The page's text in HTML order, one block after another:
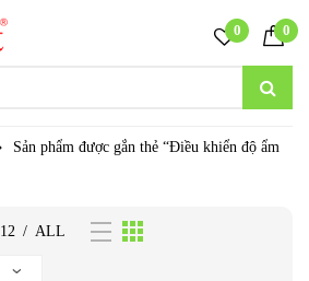
0 0
Sản phẩm được gắn thẻ “Điều khiển độ ẩm
12 / ALL